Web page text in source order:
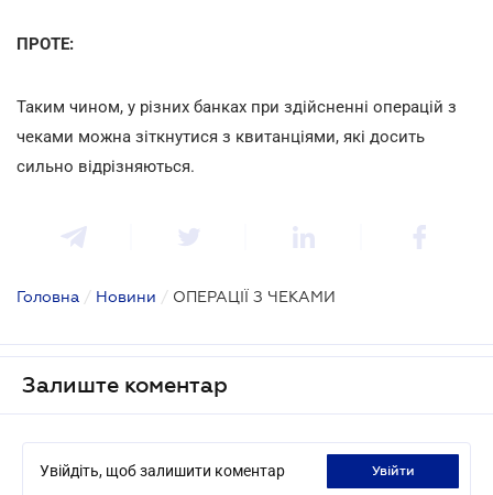
ПРОТЕ:
Таким чином, у різних банках при здійсненні операцій з
чеками можна зіткнутися з квитанціями, які досить
сильно відрізняються.
Головна / Новини / ОПЕРАЦІЇ З ЧЕКАМИ
Залиште коментар
Увійдіть, щоб залишити коментар увійти